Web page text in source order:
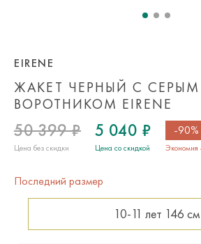
ЖАКЕТ ЧЕРНЫЙ С СЕРЫМ
ВОРОТНИКОМ EIRENE
EIRENE
50 399 ₽
Цена без скидки
5 040 ₽
Цена со скидкой
-90%
Последний размер
10-11 лет 146 см